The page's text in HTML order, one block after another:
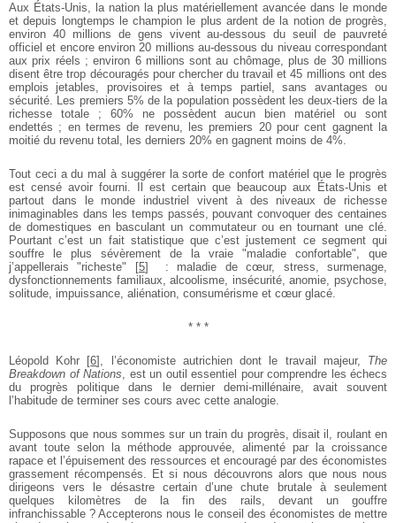
Aux États-Unis, la nation la plus matériellement avancée dans le monde
et depuis longtemps le champion le plus ardent de la notion de progrès,
environ 40 millions de gens vivent au-dessous du seuil de pauvreté
officiel et encore environ 20 millions au-dessous du niveau correspondant
aux prix réels ; environ 6 millions sont au chômage, plus de 30 millions
disent être trop découragés pour chercher du travail et 45 millions ont des
emplois jetables, provisoires et à temps partiel, sans avantages ou
sécurité. Les premiers 5% de la population possèdent les deux-tiers de la
richesse totale ; 60% ne possèdent aucun bien matériel ou sont
endettés ; en termes de revenu, les premiers 20 pour cent gagnent la
moitié du revenu total, les derniers 20% en gagnent moins de 4%.
Tout ceci a du mal à suggérer la sorte de confort matériel que le progrès
est censé avoir fourni. Il est certain que beaucoup aux États-Unis et
partout dans le monde industriel vivent à des niveaux de richesse
inimaginables dans les temps passés, pouvant convoquer des centaines
de domestiques en basculant un commutateur ou en tournant une clé.
Pourtant c’est un fait statistique que c’est justement ce segment qui
souffre le plus sévèrement de la vraie "maladie confortable", que
j’appellerais "richeste" [5]
: maladie de cœur, stress, surmenage,
dysfonctionnements familiaux, alcoolisme, insécurité, anomie, psychose,
solitude, impuissance, aliénation, consumérisme et cœur glacé.
* * *
Léopold Kohr [6] , l’économiste autrichien dont le travail majeur, The
Breakdown of Nations, est un outil essentiel pour comprendre les échecs
du progrès politique dans le dernier demi-millénaire, avait souvent
l’habitude de terminer ses cours avec cette analogie.
Supposons que nous sommes sur un train du progrès, disait il, roulant en
avant toute selon la méthode approuvée, alimenté par la croissance
rapace et l’épuisement des ressources et encouragé par des économistes
grassement récompensés. Et si nous découvrons alors que nous nous
dirigeons vers le désastre certain d’une chute brutale à seulement
quelques kilomètres de la fin des rails, devant un gouffre
infranchissable ? Accepterons nous le conseil des économistes de mettre